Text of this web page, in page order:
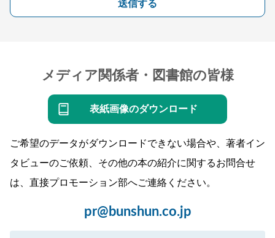
送信する
メディア関係者・図書館の皆様
表紙画像のダウンロード
ご希望のデータがダウンロードできない場合や、著者イン
タビューのご依頼、その他の本の紹介に関するお問合せ
は、直接プロモーション部へご連絡ください。
pr@bunshun.co.jp